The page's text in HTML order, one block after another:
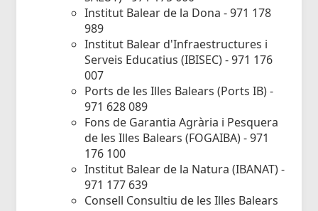
Institut Balear de la Dona - 971 178
989
Institut Balear d'Infraestructures i
Serveis Educatius (IBISEC) - 971 176
007
Ports de les Illes Balears (Ports IB) -
971 628 089
Fons de Garantia Agrària i Pesquera
de les Illes Balears (FOGAIBA) - 971
176 100
Institut Balear de la Natura (IBANAT) -
971 177 639
Consell Consultiu de les Illes Balears